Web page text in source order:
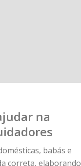
na
babás e
correta, elaborando